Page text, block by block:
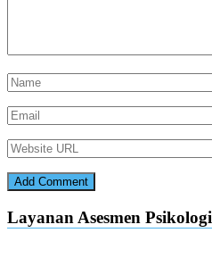
Layanan Asesmen Psikologi